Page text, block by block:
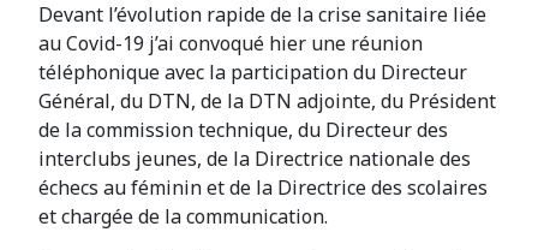
Devant l’évolution rapide de la crise sanitaire liée
au Covid-19 j’ai convoqué hier une réunion
téléphonique avec la participation du Directeur
Général, du DTN, de la DTN adjointe, du Président
de la commission technique, du Directeur des
interclubs jeunes, de la Directrice nationale des
échecs au féminin et de la Directrice des scolaires
et chargée de la communication.